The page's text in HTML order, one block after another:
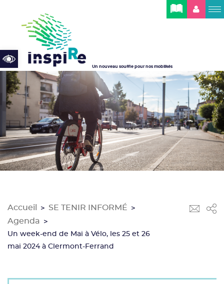
Open toolbar
Un nouveau souffle pour nos mobilités
Accueil > SE TENIR INFORMÉ >
Agenda >
Un week-end de Mai à Vélo, les 25 et 26
mai 2024 à Clermont-Ferrand